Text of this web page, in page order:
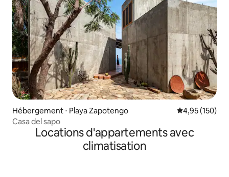
Hébergement ⋅ Playa Zapotengo Évaluation
4,95 (150)
Casa del sapo
Locations d'appartements avec
climatisation